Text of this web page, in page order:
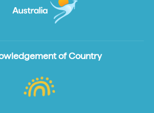
of Country